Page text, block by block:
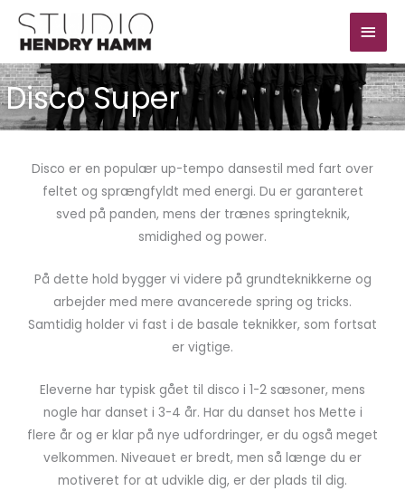
indholdet
Disco Super
Disco er en populær up-tempo dansestil med fart over
feltet og sprængfyldt med energi. Du er garanteret
sved på panden, mens der trænes springteknik,
smidighed og power.
På dette hold bygger vi videre på grundteknikkerne og
arbejder med mere avancerede spring og tricks.
Samtidig holder vi fast i de basale teknikker, som fortsat
er vigtige.
Eleverne har typisk gået til disco i 1-2 sæsoner, mens
nogle har danset i 3-4 år. Har du danset hos Mette i
flere år og er klar på nye udfordringer, er du også meget
velkommen. Niveauet er bredt, men så længe du er
motiveret for at udvikle dig, er der plads til dig.